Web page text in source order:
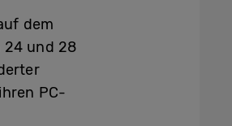
dem
24 und 28
PC-